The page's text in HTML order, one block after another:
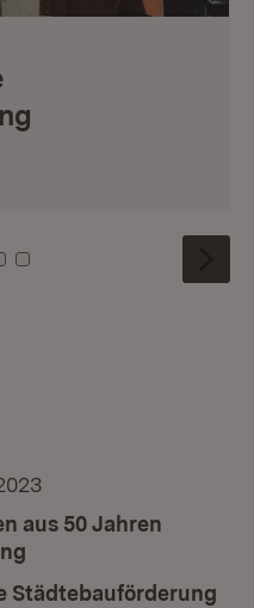
0 1
Zu Kachel: 2
Zu Kachel: 3
aus 50 Jahren
Städtebauförderung